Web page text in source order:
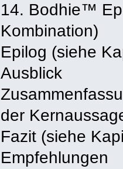
14. Bodhie™
Kombination)
Epilog (siehe
Ausblick
der
Fazit (siehe
Empfehlungen